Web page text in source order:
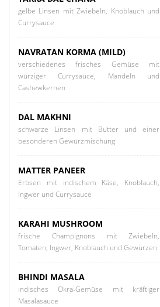
gelbe Linsen mit Zwiebeln, Knoblauch und
Currysauce
NAVRATAN KORMA (MILD)
verschiedenes frisches Gemüse mit
würziger Currysauce, Mandeln und
Cashewkernen
DAL MAKHNI
schwarze Linsen mit Butter und einer
besonderen Gewürzmischung
MATTER PANEER
Erbsen mit indischem Käse, Knoblauch,
Ingwer und Currysauce
KARAHI MUSHROOM
frische Champignons mit Zwiebeln,
Tomaten, Ingwer, Knoblauch und Gewürzen
BHINDI MASALA
indisches Okra-Gemüse mit kräftiger
Masalasauce